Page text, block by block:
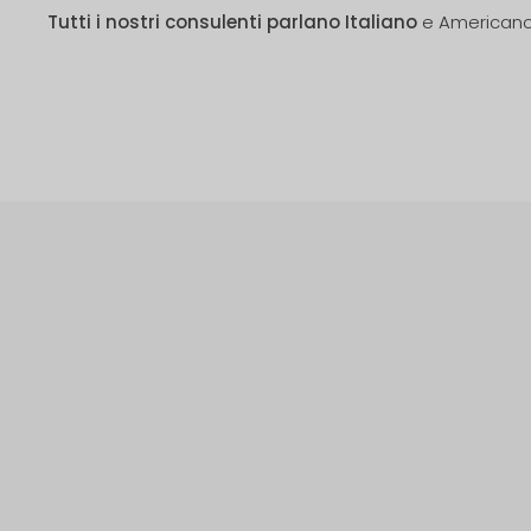
Tutti i nostri consulenti parlano Italiano e